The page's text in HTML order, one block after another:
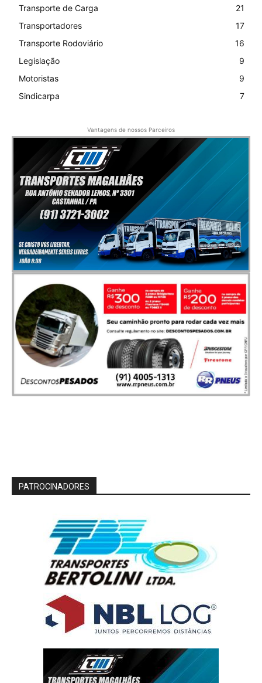
Transporte de Carga
21
Transportadores
17
Transporte Rodoviário
16
Legislação
9
Motoristas
9
Sindicarpa
7
Vantagens de nossos Parceiros
PATROCINADORES